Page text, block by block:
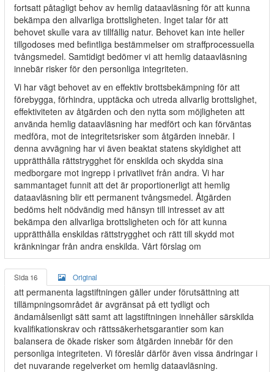
fortsatt påtagligt behov av hemlig dataavläsning för att kunna
bekämpa den allvarliga brottsligheten. Inget talar för att
behovet skulle vara av tillfällig natur. Behovet kan inte heller
tillgodoses med befintliga bestämmelser om straffprocessuella
tvångsmedel. Samtidigt bedömer vi att hemlig dataavläsning
innebär risker för den personliga integriteten.
Vi har vägt behovet av en effektiv brottsbekämpning för att
förebygga, förhindra, upptäcka och utreda allvarlig brottslighet,
effektiviteten av åtgärden och den nytta som möjligheten att
använda hemlig dataavläsning har medfört och kan förväntas
medföra, mot de integritetsrisker som åtgärden innebär. I
denna avvägning har vi även beaktat statens skyldighet att
upprätthålla rättstrygghet för enskilda och skydda sina
medborgare mot ingrepp i privatlivet från andra. Vi har
sammantaget funnit att det är proportionerligt att hemlig
dataavläsning blir ett permanent tvångsmedel. Åtgärden
bedöms helt nödvändig med hänsyn till intresset av att
bekämpa den allvarliga brottsligheten och för att kunna
upprätthålla enskildas rättstrygghet och rätt till skydd mot
kränkningar från andra enskilda. Vårt förslag om
Sida 16 Original
att permanenta lagstiftningen gäller under förutsättning att
tillämpningsområdet är avgränsat på ett tydligt och
ändamålsenligt sätt samt att lagstiftningen innehåller särskilda
kvalifikationskrav och rättssäkerhetsgarantier som kan
balansera de ökade risker som åtgärden innebär för den
personliga integriteten. Vi föreslår därför även vissa ändringar i
det nuvarande regelverket om hemlig dataavläsning.